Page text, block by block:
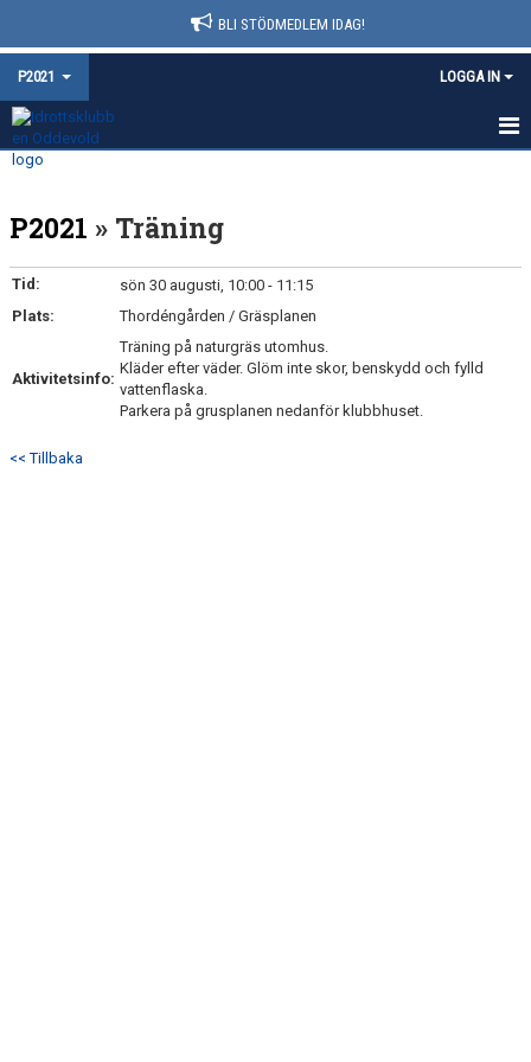
BLI STÖDMEDLEM IDAG!
P2021 LOGGA IN
HEM
NYHETER
KALENDER
MATCHER
TRUPPEN
P2021 » Träning
Tid:
sön 30 augusti, 10:00 - 11:15
Plats:
Thordéngården / Gräsplanen
Aktivitetsinfo:
Träning på naturgräs utomhus.
Kläder efter väder. Glöm inte skor, benskydd och fylld
vattenflaska.
Parkera på grusplanen nedanför klubbhuset.
<< Tillbaka